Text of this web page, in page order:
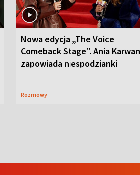
Nowa edycja „The Voice
Comeback Stage”. Ania Karwan
zapowiada niespodzianki
Rozmowy